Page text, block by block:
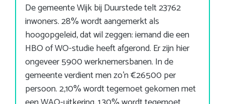
De gemeente Wijk bij Duurstede telt 23762
inwoners. 28% wordt aangemerkt als
hoogopgeleid, dat wil zeggen: iemand die een
HBO of WO-studie heeft afgerond. Er zijn hier
ongeveer 5900 werknemersbanen. In de
gemeente verdient men zo’n €26500 per
persoon. 2,10% wordt tegemoet gekomen met